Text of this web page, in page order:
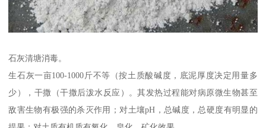
石灰清塘消毒。
生石灰一亩100-1000斤不等（按土质酸碱度，底泥厚度决定用量多
少），干撒（干撒后泼水反应）。其发热过程能对病原微生物甚至
敌害生物有极强的杀灭作用；对土壤pH，总碱度，总硬度有明显的